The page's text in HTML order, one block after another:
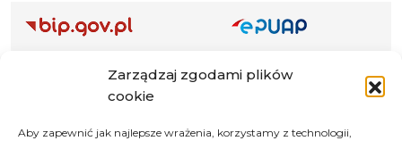
Zarządzaj zgodami plików
cookie
Aby zapewnić jak najlepsze wrażenia, korzystamy z technologii,
Adres do e-Doręczeń